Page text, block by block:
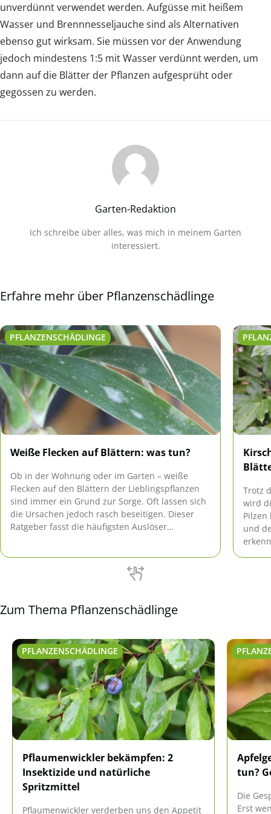
unverdünnt verwendet werden. Aufgüsse mit heißem
Wasser und Brennnesseljauche sind als Alternativen
ebenso gut wirksam. Sie müssen vor der Anwendung
jedoch mindestens 1:5 mit Wasser verdünnt werden, um
dann auf die Blätter der Pflanzen aufgesprüht oder
gegossen zu werden.
Garten-Redaktion
Ich schreibe über alles, was mich in meinem Garten
interessiert.
Erfahre mehr über Pflanzenschädlinge
PFLANZENSCHÄDLINGE
Weiße Flecken auf Blättern: was tun?
Ob in der Wohnung oder im Garten – weiße
Flecken auf den Blättern der Lieblingspflanzen
sind immer ein Grund zur Sorge. Oft lassen sich
die Ursachen jedoch rasch beseitigen. Dieser
Ratgeber fasst die häufigsten Auslöser
Trotz
wird
Pilzen
und
Zum Thema Pflanzenschädlinge
PFLANZENSCHÄDLINGE
Pflaumenwickler bekämpfen: 2
Insektizide und natürliche
Spritzmittel
Pflaumenwickler verderben uns den Appetit
tun?
Die
Erst